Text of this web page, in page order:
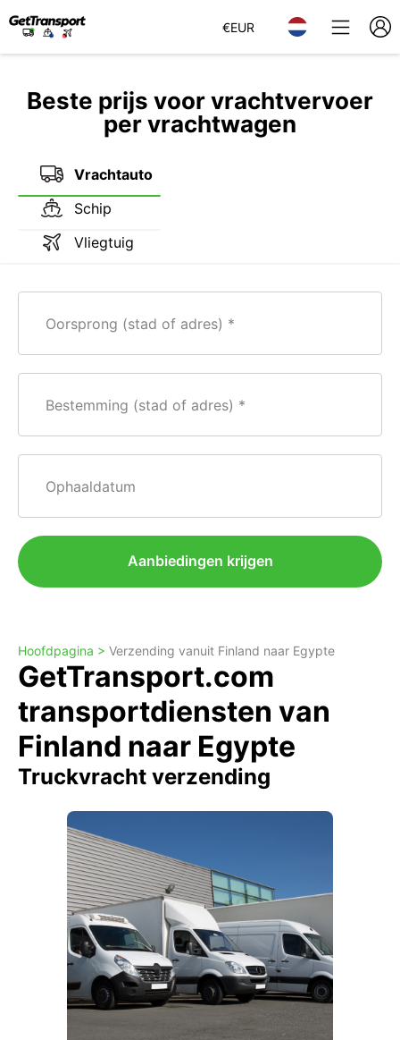
€EUR
Beste prijs voor vrachtvervoer
per vrachtwagen
Vrachtauto
Schip
Vliegtuig
Oorsprong (stad of adres)
Bestemming (stad of adres)
Ophaaldatum
Aanbiedingen krijgen
Hoofdpagina > Verzending vanuit Finland naar Egypte
GetTransport.com
transportdiensten van
Finland naar Egypte
Truckvracht verzending